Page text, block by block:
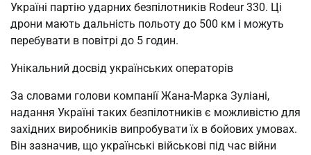
Україні партію ударних безпілотників Rodeur 330. Ці
дрони мають дальність польоту до 500 км і можуть
перебувати в повітрі до 5 годин.
Унікальний досвід українських операторів
За словами голови компанії Жана-Марка Зуліані,
надання Україні таких безпілотників є можливістю для
західних виробників випробувати їх в бойових умовах.
Він зазначив, що українські військові під час війни